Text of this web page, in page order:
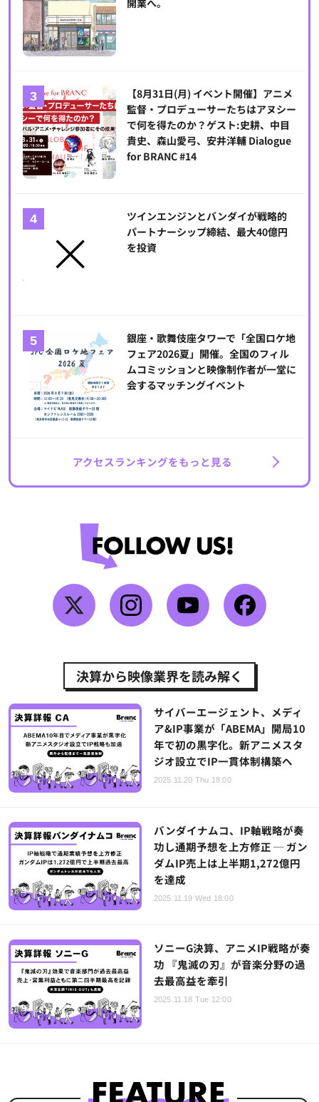
【8月31日(月) イベント開催】アニメ
監督・プロデューサーたちはアヌシー
で何を得たのか？ゲスト:史耕、中目
貴史、森山愛弓、安井洋輔 Dialogue
for BRANC #14
ツインエンジンとバンダイが戦略的
パートナーシップ締結、最大40億円
を投資
銀座・歌舞伎座タワーで「全国ロケ地
フェア2026夏」開催。全国のフィル
ムコミッションと映像制作者が一堂に
会するマッチングイベント
アクセスランキングをもっと見る
決算から映像業界を読み解く
サイバーエージェント、メディ
ア&IP事業が「ABEMA」開局10
年で初の黒字化。新アニメスタ
ジオ設立でIP一貫体制構築へ
2025.11.20 Thu 18:00
バンダイナムコ、IP軸戦略が奏
功し通期予想を上方修正 ─ ガン
ダムIP売上は上半期1,272億円
を達成
2025.11.19 Wed 18:00
ソニーG決算、アニメIP戦略が奏
功 『鬼滅の刃』が音楽分野の過
去最高益を牽引
2025.11.18 Tue 12:00